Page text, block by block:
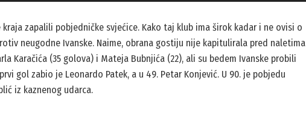
zapalili pobjedničke svjećice. Kako taj klub ima širok kadar i ne ovisi o
neugodne Ivanske. Naime, obrana gostiju nije kapitulirala pred naletima
Karačića (35 golova) i Mateja Bubnjića (22), ali su bedem Ivanske probili
gol zabio je Leonardo Patek, a u 49. Petar Konjević. U 90. je pobjedu
iz kaznenog udarca.